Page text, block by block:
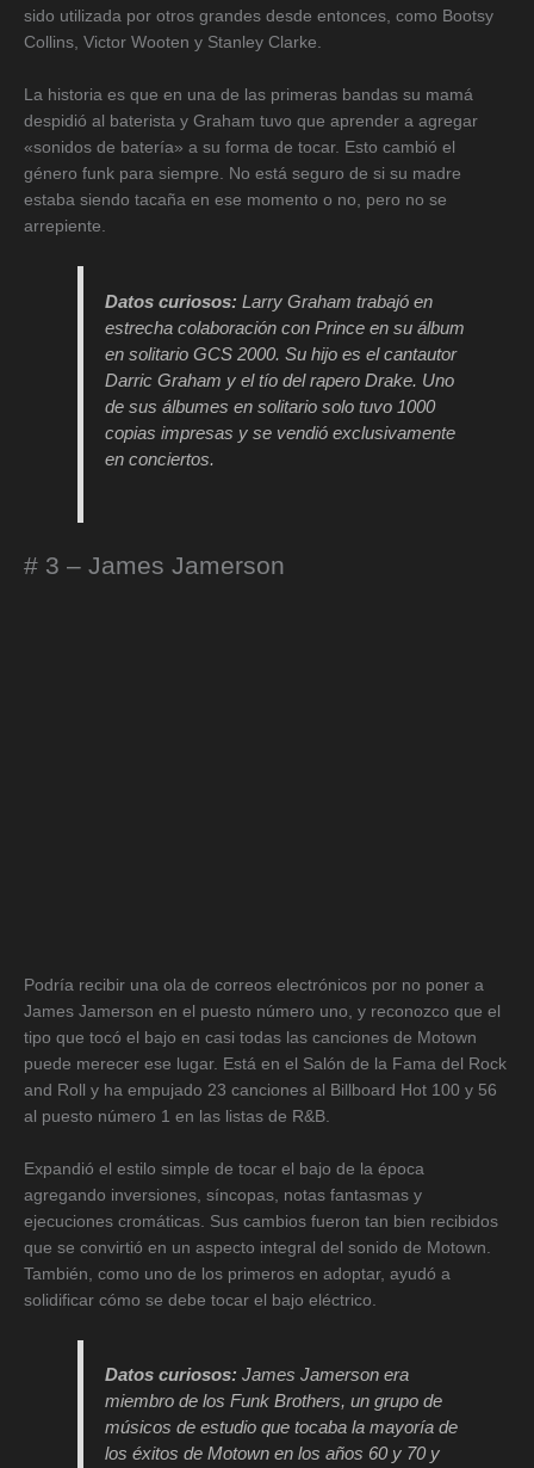
sido utilizada por otros grandes desde entonces, como Bootsy
Collins, Victor Wooten y Stanley Clarke.
La historia es que en una de las primeras bandas su mamá
despidió al baterista y Graham tuvo que aprender a agregar
«sonidos de batería» a su forma de tocar. Esto cambió el
género funk para siempre. No está seguro de si su madre
estaba siendo tacaña en ese momento o no, pero no se
arrepiente.
Datos curiosos:Larry Graham trabajó en
estrecha colaboración con Prince en su álbum
en solitario GCS 2000. Su hijo es el cantautor
Darric Graham y el tío del rapero Drake. Uno
de sus álbumes en solitario solo tuvo 1000
copias impresas y se vendió exclusivamente
en conciertos.
# 3 – James Jamerson
Podría recibir una ola de correos electrónicos por no poner a
James Jamerson en el puesto número uno, y reconozco que el
tipo que tocó el bajo en casi todas las canciones de Motown
puede merecer ese lugar. Está en el Salón de la Fama del Rock
and Roll y ha empujado 23 canciones al Billboard Hot 100 y 56
al puesto número 1 en las listas de R&B.
Expandió el estilo simple de tocar el bajo de la época
agregando inversiones, síncopas, notas fantasmas y
ejecuciones cromáticas. Sus cambios fueron tan bien recibidos
que se convirtió en un aspecto integral del sonido de Motown.
También, como uno de los primeros en adoptar, ayudó a
solidificar cómo se debe tocar el bajo eléctrico.
Datos curiosos:James Jamerson era
miembro de los Funk Brothers, un grupo de
músicos de estudio que tocaba la mayoría de
los éxitos de Motown en los años 60 y 70 y